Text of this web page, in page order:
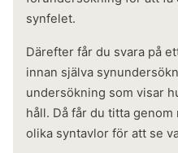
synfelet.
Därefter får du svara på
innan själva
undersökning som visar
håll. Då får du titta
olika syntavlor för att se